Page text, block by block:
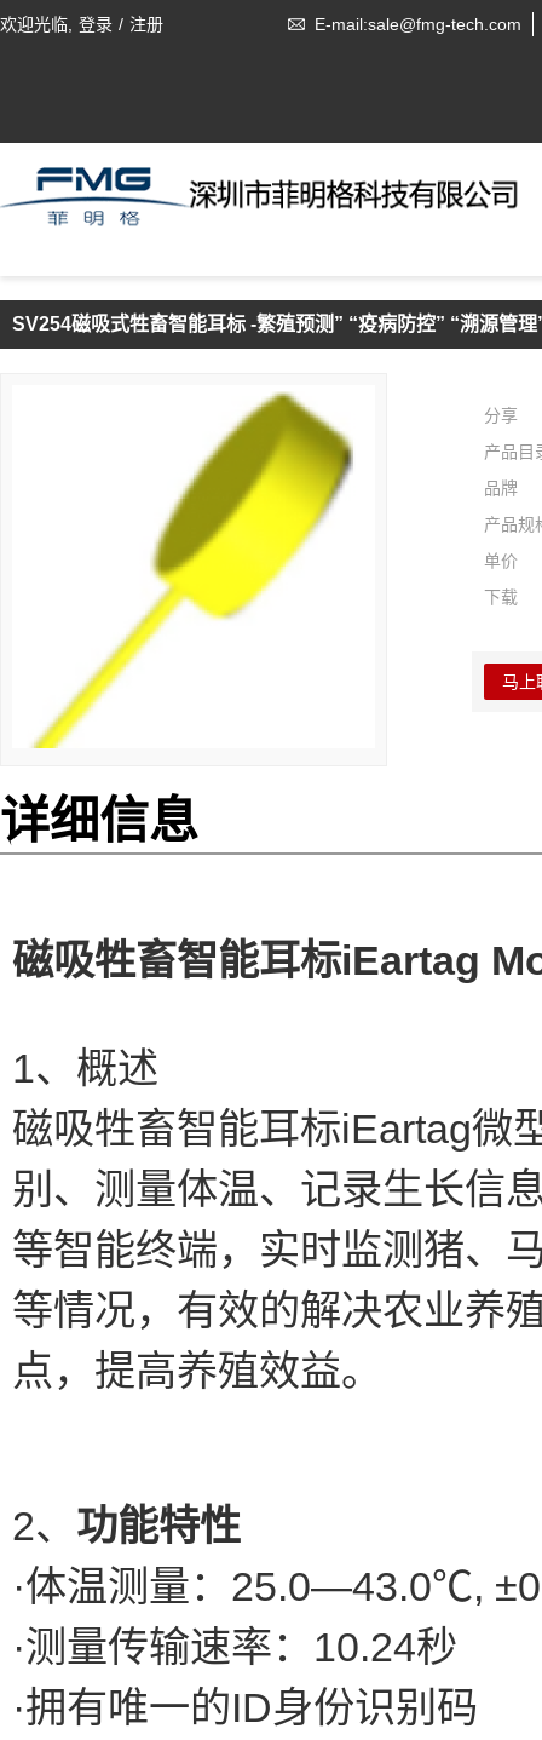
欢迎光临, 登录 / 注册 E-mail:sale@fmg-tech.com
SV254磁吸式牲畜智能耳标 -繁殖预测” “疫病防控” “溯源管理
分享
产品目
品牌
产品规
单价
下载
马上
详细信息
磁吸牲畜智能耳标iEartag
1、概述
磁吸牲畜智能耳标iEartag微
别、测量体温、记录生长信
等智能终端，实时监测猪、
等情况，有效的解决农业养
点，提高养殖效益。
2、 功能特性
·体温测量：25.0—43.0℃,
·测量传输速率：10.24秒
·拥有唯一的ID身份识别码